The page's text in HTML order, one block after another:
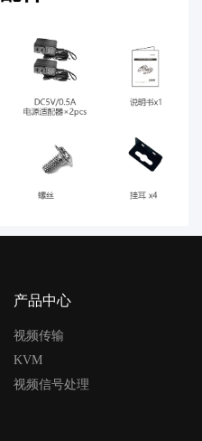
产品中心
视频传输
KVM
视频信号处理